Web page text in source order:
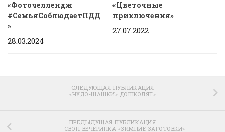
«Фоточеллендж
#СемьяСоблюдаетПДД
»
28.03.2024
«Цветочные
приключения»
27.07.2022
СЛЕДУЮЩАЯ ПУБЛИКАЦИЯ
«ЧУДО-ШАШКИ» ДОШКОЛЯТ»
ПРЕДЫДУЩАЯ ПУБЛИКАЦИЯ
СВОП-ВЕЧЕРИНКА «ЗИМНИЕ ЗАГОТОВКИ»